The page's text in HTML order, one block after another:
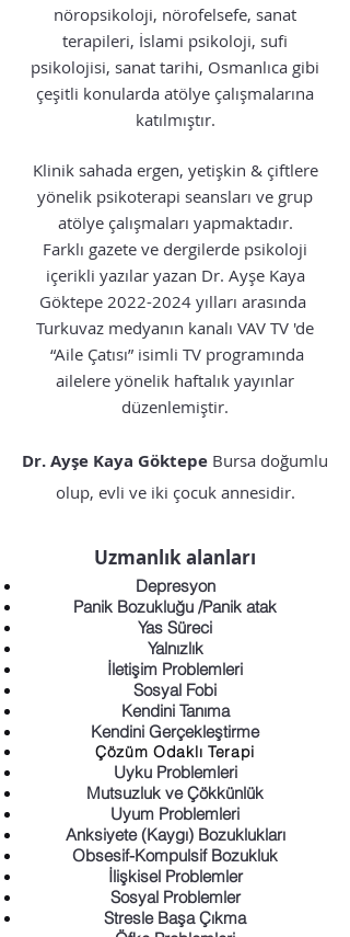
nöropsikoloji, nörofelsefe, sanat
terapileri, İslami psikoloji, sufi
psikolojisi, sanat tarihi, Osmanlıca gibi
çeşitli konularda atölye çalışmalarına
katılmıştır.
Klinik sahada ergen, yetişkin & çiftlere
yönelik psikoterapi seansları ve grup
atölye çalışmaları yapmaktadır.
Farklı gazete ve dergilerde psikoloji
içerikli yazılar yazan Dr. Ayşe Kaya
Göktepe 2022-2024 yılları arasında
Turkuvaz medyanın kanalı VAV TV 'de
“Aile Çatısı” isimli TV programında
ailelere yönelik haftalık yayınlar
düzenlemiştir.
Dr. Ayşe Kaya Göktepe Bursa doğumlu
olup, evli ve iki çocuk annesidir.
Uzmanlık alanları
Depresyon
Panik Bozukluğu /Panik atak
Yas Süreci
Yalnızlık
İletişim Problemleri
Sosyal Fobi
Kendini Tanıma
Kendini Gerçekleştirme
Çözüm Odaklı Terapi
Uyku Problemleri
Mutsuzluk ve Çökkünlük
Uyum Problemleri
Anksiyete (Kaygı) Bozuklukları
Obsesif-Kompulsif Bozukluk
İlişkisel Problemler
Sosyal Problemler
Stresle Başa Çıkma